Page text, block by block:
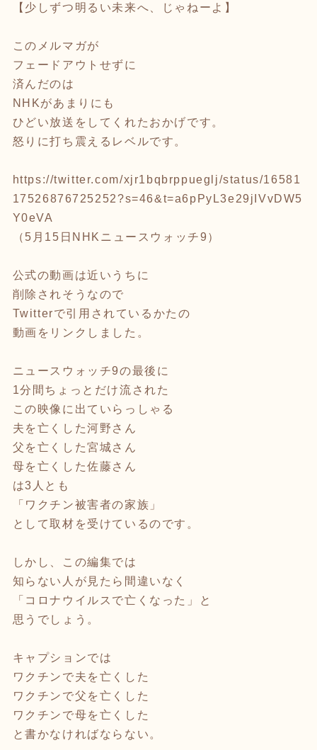
【少しずつ明るい未来へ、じゃねーよ】
このメルマガが
フェードアウトせずに
済んだのは
NHKがあまりにも
ひどい放送をしてくれたおかげです。
怒りに打ち震えるレベルです。
https://twitter.com/xjr1bqbrppueglj/status/16581
17526876725252?s=46&t=a6pPyL3e29jIVvDW5
Y0eVA
（5月15日NHKニュースウォッチ9）
公式の動画は近いうちに
削除されそうなので
Twitterで引用されているかたの
動画をリンクしました。
ニュースウォッチ9の最後に
1分間ちょっとだけ流された
この映像に出ていらっしゃる
夫を亡くした河野さん
父を亡くした宮城さん
母を亡くした佐藤さん
は3人とも
「ワクチン被害者の家族」
として取材を受けているのです。
しかし、この編集では
知らない人が見たら間違いなく
「コロナウイルスで亡くなった」と
思うでしょう。
キャプションでは
ワクチンで夫を亡くした
ワクチンで父を亡くした
ワクチンで母を亡くした
と書かなければならない。